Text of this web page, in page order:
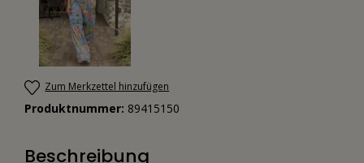
Zum Merkzettel hinzufügen
Produktnummer: 89415150
Beschreibung